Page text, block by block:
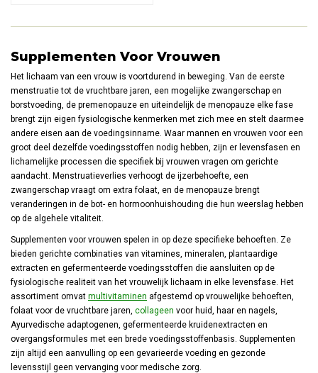
Supplementen Voor Vrouwen
Het lichaam van een vrouw is voortdurend in beweging. Van de eerste
menstruatie tot de vruchtbare jaren, een mogelijke zwangerschap en
borstvoeding, de premenopauze en uiteindelijk de menopauze elke fase
brengt zijn eigen fysiologische kenmerken met zich mee en stelt daarmee
andere eisen aan de voedingsinname. Waar mannen en vrouwen voor een
groot deel dezelfde voedingsstoffen nodig hebben, zijn er levensfasen en
lichamelijke processen die specifiek bij vrouwen vragen om gerichte
aandacht. Menstruatieverlies verhoogt de ijzerbehoefte, een
zwangerschap vraagt om extra folaat, en de menopauze brengt
veranderingen in de bot- en hormoonhuishouding die hun weerslag hebben
op de algehele vitaliteit.
Supplementen voor vrouwen spelen in op deze specifieke behoeften. Ze
bieden gerichte combinaties van vitamines, mineralen, plantaardige
extracten en gefermenteerde voedingsstoffen die aansluiten op de
fysiologische realiteit van het vrouwelijk lichaam in elke levensfase. Het
assortiment omvat multivitaminen afgestemd op vrouwelijke behoeften,
folaat voor de vruchtbare jaren, collageen voor huid, haar en nagels,
Ayurvedische adaptogenen, gefermenteerde kruidenextracten en
overgangsformules met een brede voedingsstoffenbasis. Supplementen
zijn altijd een aanvulling op een gevarieerde voeding en gezonde
levensstijl geen vervanging voor medische zorg.